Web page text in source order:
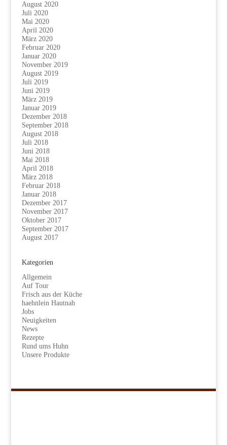
August 2020
Juli 2020
Mai 2020
April 2020
März 2020
Februar 2020
Januar 2020
November 2019
August 2019
Juli 2019
Juni 2019
März 2019
Januar 2019
Dezember 2018
September 2018
August 2018
Juli 2018
Juni 2018
Mai 2018
April 2018
März 2018
Februar 2018
Januar 2018
Dezember 2017
November 2017
Oktober 2017
September 2017
August 2017
Kategorien
Allgemein
Auf Tour
Frisch aus der Küche
haehnlein Hautnah
Jobs
Neuigkeiten
News
Rezepte
Rund ums Huhn
Unsere Produkte